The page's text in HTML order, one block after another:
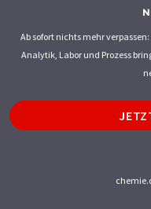
Ab sofort nichts mehr
Analytik, Labor und Prozess